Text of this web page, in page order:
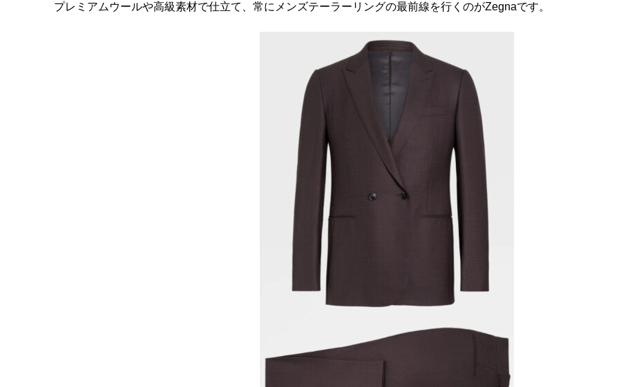
プレミアムウールや高級素材で仕立て、常にメンズテーラーリングの最前線を行くのがZegnaです。